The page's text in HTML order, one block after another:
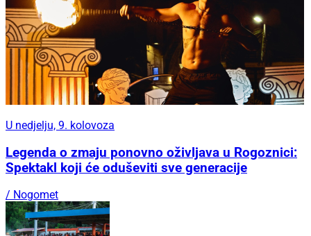
U nedjelju, 9. kolovoza
Legenda o zmaju ponovno oživljava u Rogoznici:
Spektakl koji će oduševiti sve generacije
/ Nogomet